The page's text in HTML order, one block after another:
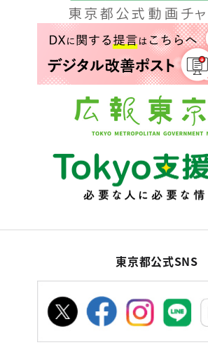
東京都公式SNS